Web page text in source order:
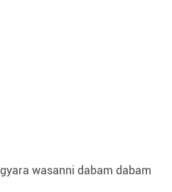
wasanni dabam dabam